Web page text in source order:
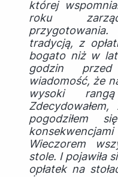
której
roku
tradycją, z
bogato niż w
godzin przed
wiadomość, że
wysoki
pogodziłem
Wieczorem
stole. I pojawiła
opłatek na